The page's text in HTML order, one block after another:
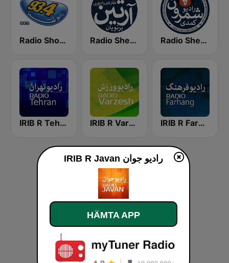
Radio Shoma (راديو شما) Radio Shemroon Radio Shemroon - رادیو شمرون
IRIB R Tehran رادیو تهران IRIB R Varzesh رادیو ورزش IRIB R Farhang رادیو فرهنگ
IRIB R Javan راديو جوان
HÄMTA APP